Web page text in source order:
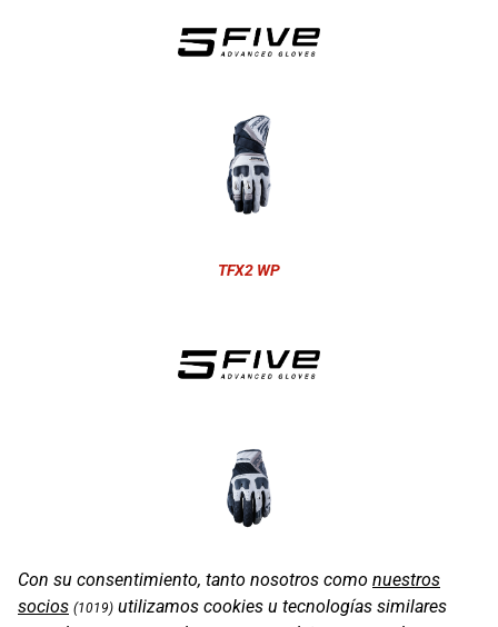
TFX2 WP
TFX3 AIRFLOW
Con su consentimiento, tanto nosotros como nuestros
socios (1019) utilizamos cookies u tecnologías similares